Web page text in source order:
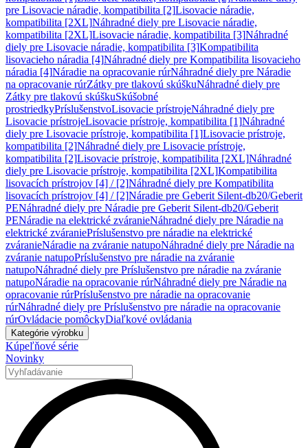
pre Lisovacie náradie, kompatibilita [2]Lisovacie náradie,
kompatibilita [2XL]Náhradné diely pre Lisovacie náradie,
kompatibilita [2XL]Lisovacie náradie, kompatibilita [3]Náhradné
diely pre Lisovacie náradie, kompatibilita [3]Kompatibilita
lisovacieho náradia [4]Náhradné diely pre Kompatibilita lisovacieho
náradia [4]Náradie na opracovanie rúrNáhradné diely pre Náradie
na opracovanie rúrZátky pre tlakovú skúškuNáhradné diely pre
Zátky pre tlakovú skúškuSkúšobné
prostriedkyPríslušenstvoLisovacie prístrojeNáhradné diely pre
Lisovacie prístrojeLisovacie prístroje, kompatibilita [1]Náhradné
diely pre Lisovacie prístroje, kompatibilita [1]Lisovacie prístroje,
kompatibilita [2]Náhradné diely pre Lisovacie prístroje,
kompatibilita [2]Lisovacie prístroje, kompatibilita [2XL]Náhradné
diely pre Lisovacie prístroje, kompatibilita [2XL]Kompatibilita
lisovacích prístrojov [4] / [2]Náhradné diely pre Kompatibilita
lisovacích prístrojov [4] / [2]Náradie pre Geberit Silent-db20/Geberit
PENáhradné diely pre Náradie pre Geberit Silent-db20/Geberit
PENáradie na elektrické zváranieNáhradné diely pre Náradie na
elektrické zváraniePríslušenstvo pre náradie na elektrické
zváranieNáradie na zváranie natupoNáhradné diely pre Náradie na
zváranie natupoPríslušenstvo pre náradie na zváranie
natupoNáhradné diely pre Príslušenstvo pre náradie na zváranie
natupoNáradie na opracovanie rúrNáhradné diely pre Náradie na
opracovanie rúrPríslušenstvo pre náradie na opracovanie
rúrNáhradné diely pre Príslušenstvo pre náradie na opracovanie
rúrOvládacie pomôckyDiaľkové ovládania
Kategórie výrobku
Kúpeľňové série
Novinky